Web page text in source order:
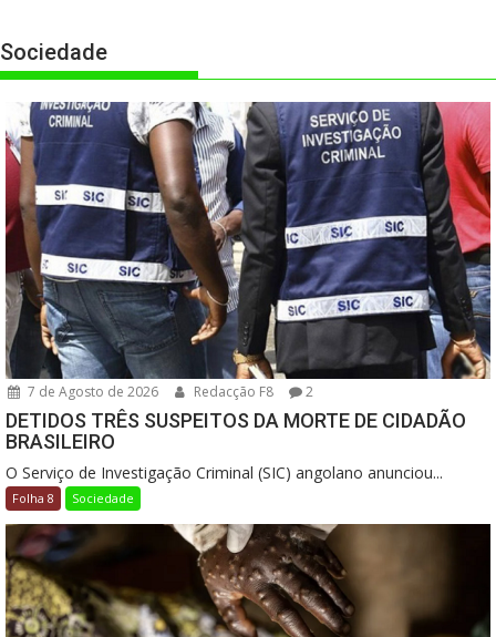
Sociedade
7 de Agosto de 2026 Redacção F8 2
DETIDOS TRÊS SUSPEITOS DA MORTE DE CIDADÃO
BRASILEIRO
O Serviço de Investigação Criminal (SIC) angolano anunciou...
Folha 8 Sociedade